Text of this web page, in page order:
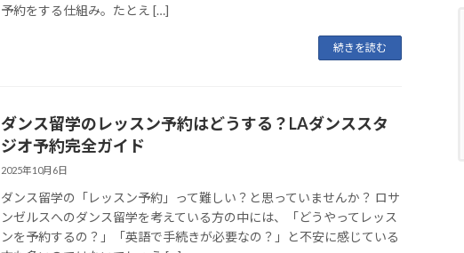
予約をする仕組み。たとえ […]
続きを読む
ダンス留学のレッスン予約はどうする？LAダンススタ
ジオ予約完全ガイド
2025年10月6日
ダンス留学の「レッスン予約」って難しい？と思っていませんか？ ロサ
ンゼルスへのダンス留学を考えている方の中には、「どうやってレッス
ンを予約するの？」「英語で手続きが必要なの？」と不安に感じている